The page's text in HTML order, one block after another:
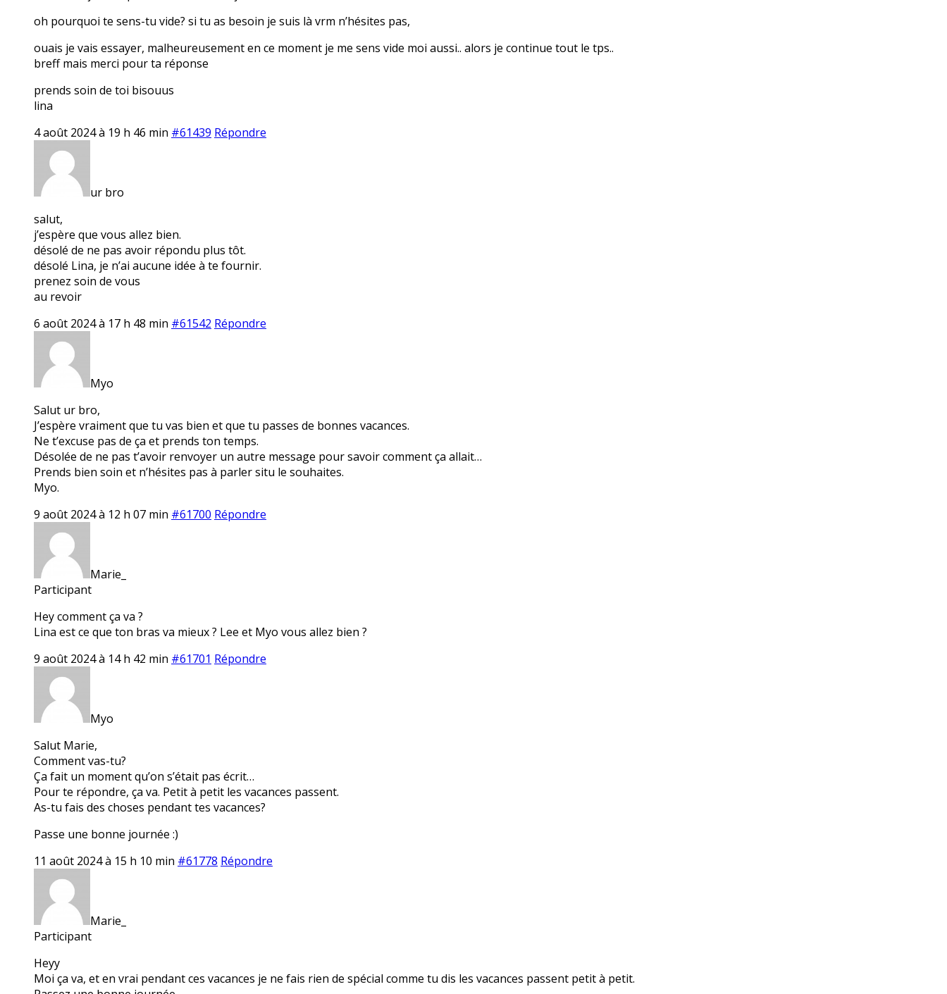
oh pourquoi te sens-tu vide? si tu as besoin je suis là vrm n’hésites pas,
ouais je vais essayer, malheureusement en ce moment je me sens vide moi aussi.. alors je continue tout le tps..
breff mais merci pour ta réponse
prends soin de toi bisouus
lina
4 août 2024 à 19 h 46 min #61439 Répondre
ur bro
salut,
j’espère que vous allez bien.
désolé de ne pas avoir répondu plus tôt.
désolé Lina, je n’ai aucune idée à te fournir.
prenez soin de vous
au revoir
6 août 2024 à 17 h 48 min #61542 Répondre
Myo
Salut ur bro,
J’espère vraiment que tu vas bien et que tu passes de bonnes vacances.
Ne t’excuse pas de ça et prends ton temps.
Désolée de ne pas t’avoir renvoyer un autre message pour savoir comment ça allait…
Prends bien soin et n’hésites pas à parler situ le souhaites.
Myo.
9 août 2024 à 12 h 07 min #61700 Répondre
Marie_
Participant
Hey comment ça va ?
Lina est ce que ton bras va mieux ? Lee et Myo vous allez bien ?
9 août 2024 à 14 h 42 min #61701 Répondre
Myo
Salut Marie,
Comment vas-tu?
Ça fait un moment qu’on s’était pas écrit…
Pour te répondre, ça va. Petit à petit les vacances passent.
As-tu fais des choses pendant tes vacances?
Passe une bonne journée :)
11 août 2024 à 15 h 10 min #61778 Répondre
Marie_
Participant
Heyy
Moi ça va, et en vrai pendant ces vacances je ne fais rien de spécial comme tu dis les vacances passent petit à petit.